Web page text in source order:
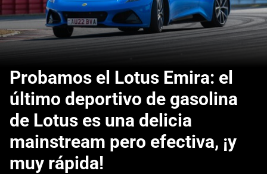
Probamos el Lotus Emira: el
último deportivo de gasolina
de Lotus es una delicia
mainstream pero efectiva, ¡y
muy rápida!